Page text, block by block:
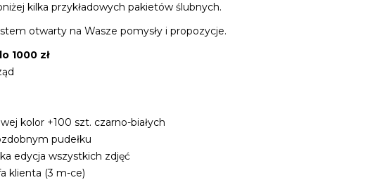
kilka przykładowych pakietów ślubnych.
otwarty na Wasze pomysły i propozycje.
1000 zł
kolor +100 szt. czarno-białych
pudełku
edycja wszystkich zdjęć
klienta (3 m-ce)